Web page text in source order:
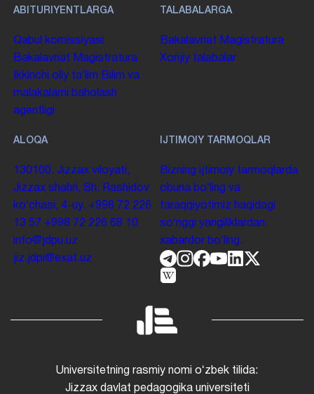
ABITURIYENTLARGA
Qabul komissiyasi
Bakalavriat Magistratura
Ikkinchi oliy taʼlim Bilim va
malakalarni baholash
agentligi
TALABALARGA
Bakalavriat Magistratura
Xorijiy talabalar
ALOQA
130100. Jizzax viloyati,
Jizzax shahri, Sh. Rashidov
koʻchasi, 4-uy. +998 72 226
13 57 +998 72 226 68 10
info@jdpu.uz
jiz.jdpi@exat.uz
IJTIMOIY TARMOQLAR
Bizning ijtimoiy tarmoqlarda
obuna boʻling va
taraqqiyotimiz haqidagi
soʻnggi yangiliklardan
xabardor boʻling.
Universitetning rasmiy nomi oʻzbek tilida:
Jizzax davlat pedagogika universiteti